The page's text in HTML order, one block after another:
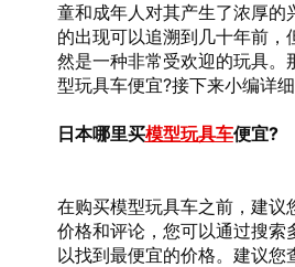
童和成年人对其产生了浓厚的
的出现可以追溯到几十年前，
然是一种非常受欢迎的玩具。
型玩具车便宜?接下来小编详细
日本哪里买模型玩具车便宜?
在购买模型玩具车之前，建议
价格和评论，您可以通过搜索
以找到最便宜的价格。建议您